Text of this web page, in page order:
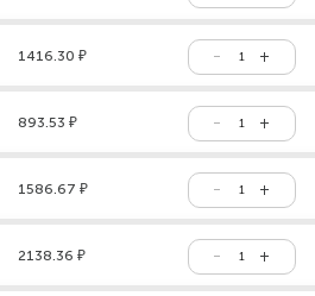
1416.30 ₽
893.53 ₽
1586.67 ₽
2138.36 ₽